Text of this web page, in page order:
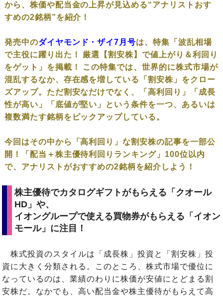
から、株価や配当金の上昇が見込める“アナリストおす
すめの2銘柄”を紹介！
発売中のダイヤモンド・ザイ7月号は、特集「波乱相場
で主役に躍り出た！ 厳選【割安株】で値上がり＆利回り
をゲット」を掲載！ この特集では、世界的に株式市場が
混乱するなか、存在感を増している「割安株」をクロー
ズアップ。ただ割安なだけでなく、「高利回り」「成長
性が高い」「底値が堅い」という条件を一つ、あるいは
複数満たす銘柄をピックアップしている。
今回はその中から「高利回り」な割安株の記事を一部公
開！「配当＋株主優待利回りランキング」100位以内
で、アナリストがおすすめの2銘柄を紹介しよう！
株主優待でカタログギフトがもらえる「クオール
HD」や、
イオングループで使える買物券がもらえる「イオン
モール」に注目！
株式投資のスタイルは「成長株」投資と「割安株」投
資に大きく分類される。このところ、株式市場で優位に
なっているのは、業績のわりに株価が安値にとどまる割
安株だ。なかでも、高い配当金や株主優待がもらえて高